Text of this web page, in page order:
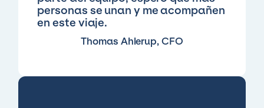
personas se unan y me acompañen
en este viaje.
Thomas Ahlerup, CFO